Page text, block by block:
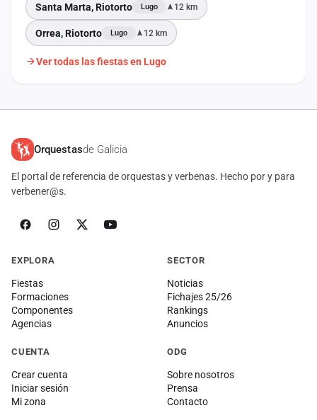
Santa Marta, Riotorto Lugo 12 km
Orrea, Riotorto Lugo 12 km
Ver todas las fiestas en Lugo
Orquestasde Galicia
El portal de referencia de orquestas y verbenas. Hecho por y para
verbener@s.
EXPLORA
Fiestas
Formaciones
Componentes
Agencias
SECTOR
Noticias
Fichajes 25/26
Rankings
Anuncios
CUENTA
Crear cuenta
Iniciar sesión
Mi zona
ODG
Sobre nosotros
Prensa
Contacto